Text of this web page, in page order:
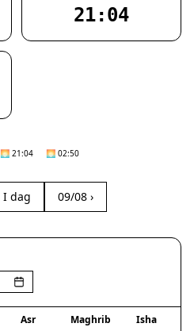
21:04
🌅 21:04 🌅 02:50
I dag 09/08 ›
Asr Maghrib
Isha